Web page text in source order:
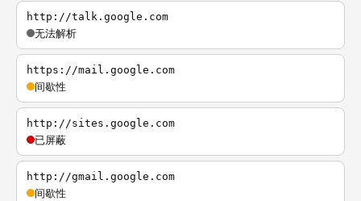
http://talk.google.com
无法解析
https://mail.google.com
间歇性
http://sites.google.com
已屏蔽
http://gmail.google.com
间歇性